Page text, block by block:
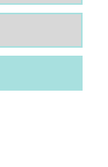
145,00 zł